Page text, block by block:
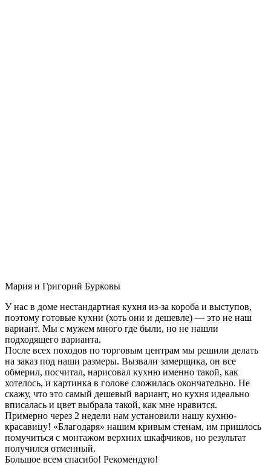
Мария и Григорий Бурковы
У нас в доме нестандартная кухня из-за короба и выступов,
поэтому готовые кухни (хоть они и дешевле) — это не наш
вариант. Мы с мужем много где были, но не нашли
подходящего варианта.
После всех походов по торговым центрам мы решили делать
на заказ под наши размеры. Вызвали замерщика, он все
обмерил, посчитал, нарисовал кухню именно такой, как
хотелось, и картинка в голове сложилась окончательно. Не
скажу, что это самый дешевый вариант, но кухня идеально
вписалась и цвет выбрала такой, как мне нравится.
Примерно через 2 недели нам установили нашу кухню-
красавицу! «Благодаря» нашим кривым стенам, им пришлось
помучиться с монтажом верхних шкафчиков, но результат
получился отменный.
Большое всем спасибо! Рекомендую!